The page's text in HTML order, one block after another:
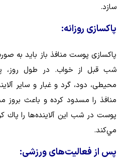
سازد.
پاکسازی روزانه:
پاکسازی پوست منافذ باز باید به
شب قبل از خواب. در طول روز،
محیطی، دود، گرد و غبار و سایر
منافذ را مسدود کرده و باعث بروز
پوست در شب این آلاینده‌ها را پاك
مي‌كند.
پس از فعالیت‌های ورزشی: